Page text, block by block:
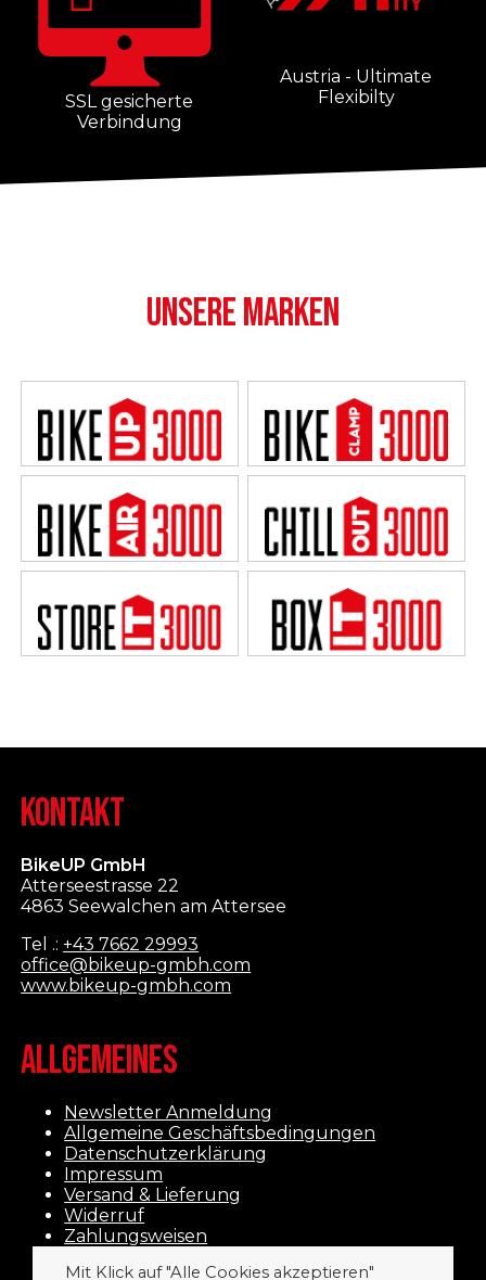
SSL gesicherte
Verbindung
Austria - Ultimate
Flexibilty
UNSERE MARKEN
KONTAKT
BikeUP GmbH
Atterseestrasse 22
4863 Seewalchen am Attersee
Tel .:+43 7662 29993
office@bikeup-gmbh.com
www.bikeup-gmbh.com
ALLGEMEINES
Newsletter Anmeldung
Allgemeine Geschäftsbedingungen
Datenschutzerklärung
Impressum
Versand & Lieferung
Widerruf
Zahlungsweisen
Mit Klick auf "Alle Cookies akzeptieren"